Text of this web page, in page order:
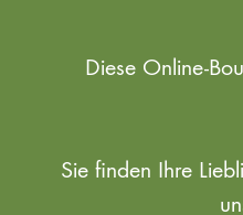
Diese Online-
Sie finden Ihre